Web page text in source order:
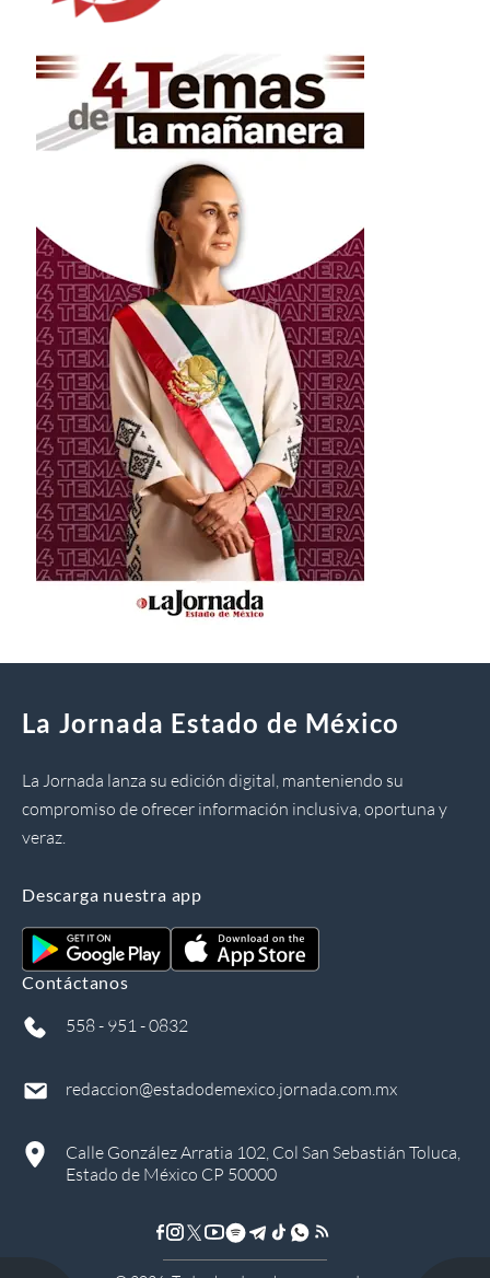
La Jornada Estado de México
La Jornada lanza su edición digital, manteniendo su
compromiso de ofrecer información inclusiva, oportuna y
veraz.
Descarga nuestra app
Contáctanos
558 - 951 - 0832
redaccion@estadodemexico.jornada.com.mx
Calle González Arratia 102, Col San Sebastián Toluca,
Estado de México CP 50000